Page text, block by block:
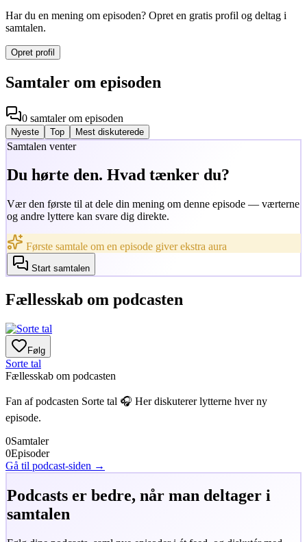
Har du en mening om episoden? Opret en gratis profil og deltag i
samtalen.
Opret profil
Samtaler om episoden
0 samtalerom episoden
Nyeste Top Mest diskuterede
Samtalen venter
Du hørte den. Hvad tænker du?
Vær den første til at dele din mening om denne episode — værterne
og andre lyttere kan svare dig direkte.
Første samtale om en episode giver ekstra aura
Start samtalen
Fællesskab om podcasten
Følg
Sorte tal
Fællesskab om podcasten
Fan af podcasten Sorte tal 🎧 Her diskuterer lytterne hver ny
episode.
0Samtaler
0Episoder
Gå til podcast-siden →
Podcasts er bedre, når man deltager i
samtalen